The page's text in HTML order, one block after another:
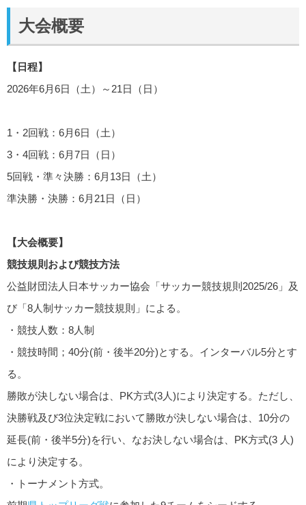
大会概要
【日程】
2026年6月6日（土）～21日（日）
1・2回戦：6月6日（土）
3・4回戦：6月7日（日）
5回戦・準々決勝：6月13日（土）
準決勝・決勝：6月21日（日）
【大会概要】
競技規則および競技方法
公益財団法人日本サッカー協会「サッカー競技規則2025/26」及
び「8人制サッカー競技規則」による。
・競技人数：8人制
・競技時間；40分(前・後半20分)とする。インターバル5分とす
る。
勝敗が決しない場合は、PK方式(3人)により決定する。ただし、
決勝戦及び3位決定戦において勝敗が決しない場合は、10分の
延長(前・後半5分)を行い、なお決しない場合は、PK方式(3 人)
により決定する。
・トーナメント方式。